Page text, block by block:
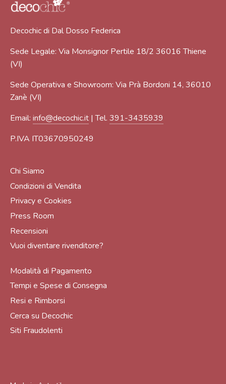
Decochic di Dal Dosso Federica
Sede Legale: Via Monsignor Pertile 18/2 36016 Thiene
(VI)
Sede Operativa e Showroom: Via Prà Bordoni 14, 36010
Zanè (VI)
Email: info@decochic.it | Tel. 391-3435939
P.IVA IT03670950249
Chi Siamo
Condizioni di Vendita
Privacy e Cookies
Press Room
Recensioni
Vuoi diventare rivenditore?
Modalità di Pagamento
Tempi e Spese di Consegna
Resi e Rimborsi
Cerca su Decochic
Siti Fraudolenti